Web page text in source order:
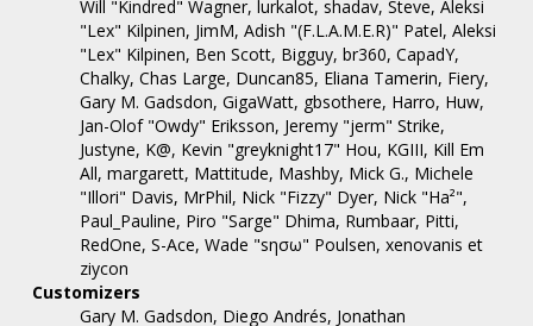
Will "Kindred" Wagner, lurkalot, shadav, Steve, Aleksi
"Lex" Kilpinen, JimM, Adish "(F.L.A.M.E.R)" Patel, Aleksi
"Lex" Kilpinen, Ben Scott, Bigguy, br360, CapadY,
Chalky, Chas Large, Duncan85, Eliana Tamerin, Fiery,
Gary M. Gadsdon, GigaWatt, gbsothere, Harro, Huw,
Jan-Olof "Owdy" Eriksson, Jeremy "jerm" Strike,
Justyne, K@, Kevin "greyknight17" Hou, KGIII, Kill Em
All, margarett, Mattitude, Mashby, Mick G., Michele
"Illori" Davis, MrPhil, Nick "Fizzy" Dyer, Nick "Ha²",
Paul_Pauline, Piro "Sarge" Dhima, Rumbaar, Pitti,
RedOne, S-Ace, Wade "sησω" Poulsen, xenovanis et
ziycon
Customizers
Gary M. Gadsdon, Diego Andrés, Jonathan